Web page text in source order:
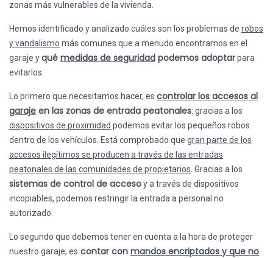
zonas más vulnerables de la vivienda.
Hemos identificado y analizado cuáles son los problemas de robos
y vandalismo más comunes que a menudo encontramos en el
garaje yqué medidas de seguridad podemos adoptarpara
evitarlos:
Lo primero que necesitamos hacer, es controlar los accesos al
garaje en las zonas de entrada peatonales: gracias a los
dispositivos de proximidad podemos evitar los pequeños robos
dentro de los vehículos. Está comprobado que gran parte de los
accesos ilegítimos se producen a través de las entradas
peatonales de las comunidades de propietarios . Gracias a los
sistemas de control de accesoy a través de dispositivos
incopiables, podemos restringir la entrada a personal no
autorizado.
Lo segundo que debemos tener en cuenta a la hora de proteger
nuestro garaje, es contar con mandos encriptados y que no